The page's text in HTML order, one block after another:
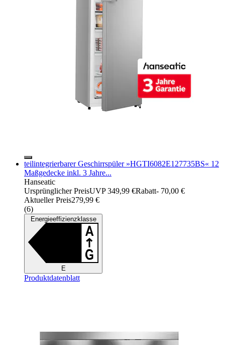
teilintegrierbarer Geschirrspüler »HGTI6082E127735BS« 12
Maßgedecke inkl. 3 Jahre...
Hanseatic
Ursprünglicher PreisUVP 349,99 €Rabatt- 70,00 €
Aktueller Preis279,99 €
(6)
Energieeffizienzklasse
E
Produktdatenblatt